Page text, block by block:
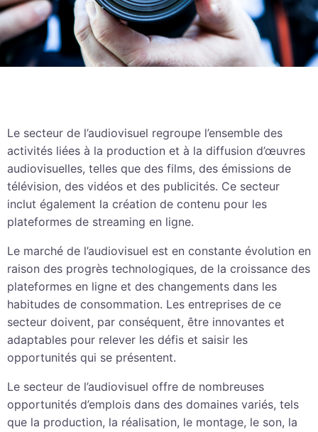
Le secteur de l’audiovisuel regroupe l’ensemble des
activités liées à la production et à la diffusion d’œuvres
audiovisuelles, telles que des films, des émissions de
télévision, des vidéos et des publicités. Ce secteur
inclut également la création de contenu pour les
plateformes de streaming en ligne.
Le marché de l’audiovisuel est en constante évolution en
raison des progrès technologiques, de la croissance des
plateformes en ligne et des changements dans les
habitudes de consommation. Les entreprises de ce
secteur doivent, par conséquent, être innovantes et
adaptables pour relever les défis et saisir les
opportunités qui se présentent.
Le secteur de l’audiovisuel offre de nombreuses
opportunités d’emplois dans des domaines variés, tels
que la production, la réalisation, le montage, le son, la